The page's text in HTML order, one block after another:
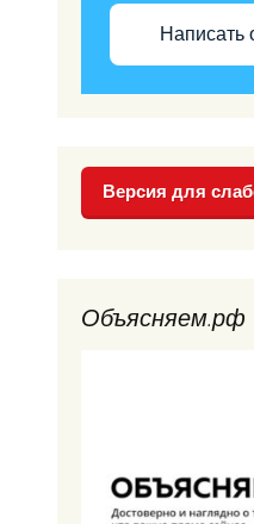
Написать
Версия для
Объясняем.рф